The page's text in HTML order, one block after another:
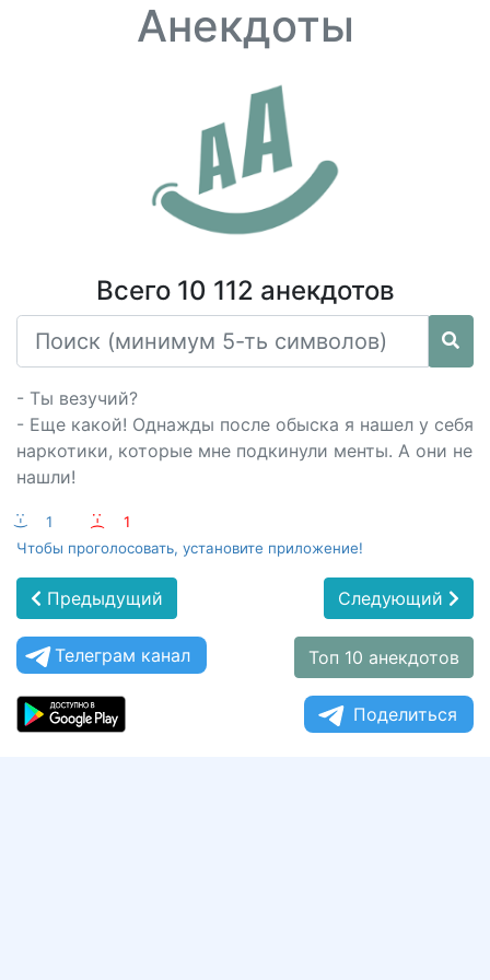
Анекдоты
Всего 10 112 анекдотов
- Ты везучий?
- Еще какой! Однажды после обыска я нашел у себя
наркотики, которые мне подкинули менты. А они не
нашли!
:-) 1 :-(
1
Чтобы проголосовать, установите приложение!
Предыдущий Следующий
Телеграм канал Топ 10 анекдотов
Поделиться